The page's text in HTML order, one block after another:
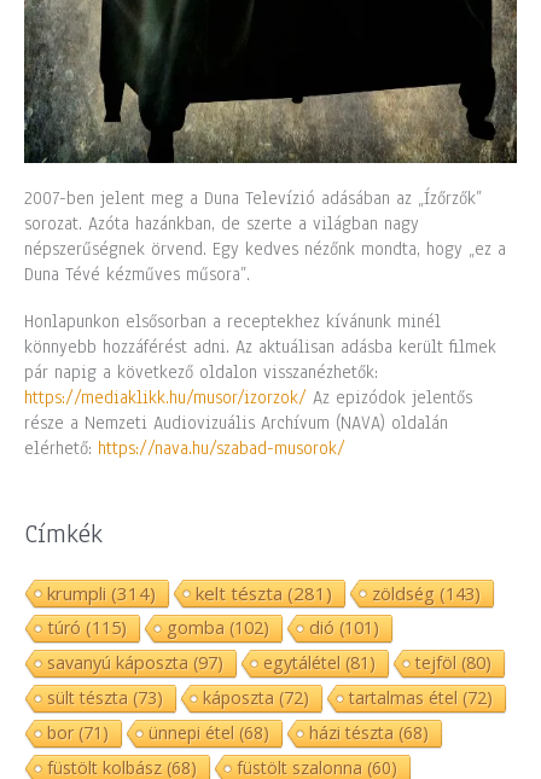
2007-ben jelent meg a Duna Televízió adásában az „Ízőrzők”
sorozat. Azóta hazánkban, de szerte a világban nagy
népszerűségnek örvend. Egy kedves nézőnk mondta, hogy „ez a
Duna Tévé kézműves műsora”.
Honlapunkon elsősorban a receptekhez kívánunk minél
könnyebb hozzáférést adni. Az aktuálisan adásba került filmek
pár napig a következő oldalon visszanézhetők:
https://mediaklikk.hu/musor/izorzok/ Az epizódok jelentős
része a Nemzeti Audiovizuális Archívum (NAVA) oldalán
elérhető: https://nava.hu/szabad-musorok/
Címkék
krumpli (314) kelt tészta (281) zöldség (143)
túró (115) gomba (102) dió (101)
savanyú káposzta (97) egytálétel (81) tejföl (80)
sült tészta (73) káposzta (72) tartalmas étel (72)
bor(71) ünnepi étel (68) házi tészta (68)
füstölt kolbász(68) füstölt szalonna (60)